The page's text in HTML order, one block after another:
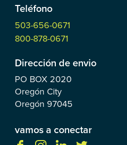
Teléfono
503-656-0671
800-878-0671
Dirección de envio
PO BOX 2020
Oregón City
Oregón 97045
vamos a conectar